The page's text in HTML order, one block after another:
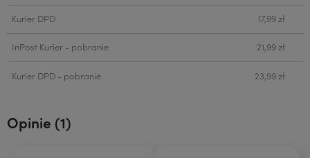
Kurier DPD 17,99 zł
InPost Kurier - pobranie 21,99 zł
Kurier DPD - pobranie 23,99 zł
Opinie (1)